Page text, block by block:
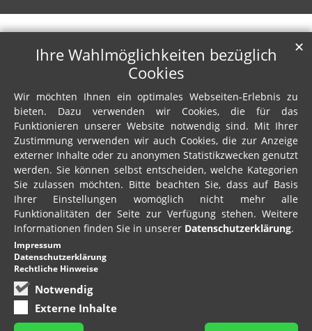
Ihre Wahlmöglichkeiten bezüglich
Cookies
Wir möchten Ihnen ein optimales Webseiten-Erlebnis zu
bieten. Dazu verwenden wir Cookies, die für das
Funktionieren unserer Website notwendig sind. Mit Ihrer
Zustimmung verwenden wir auch Cookies, die zur Anzeige
externer Inhalte oder zu anonymen Statistikzwecken genutzt
werden. Sie können selbst entscheiden, welche Kategorien
Sie zulassen möchten. Bitte beachten Sie, dass auf Basis
Ihrer Einstellungen womöglich nicht mehr alle
Funktionalitäten der Seite zur Verfügung stehen. Weitere
Informationen finden Sie in unserer Datenschutzerklärung.
Notwendig
Externe Inhalte
✕
Impressum
Datenschutzerklärung
Rechtliche Hinweise